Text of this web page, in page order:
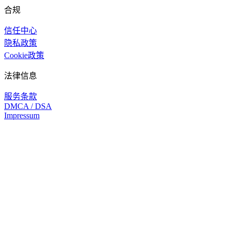
合规
信任中心
隐私政策
Cookie政策
法律信息
服务条款
DMCA / DSA
Impressum